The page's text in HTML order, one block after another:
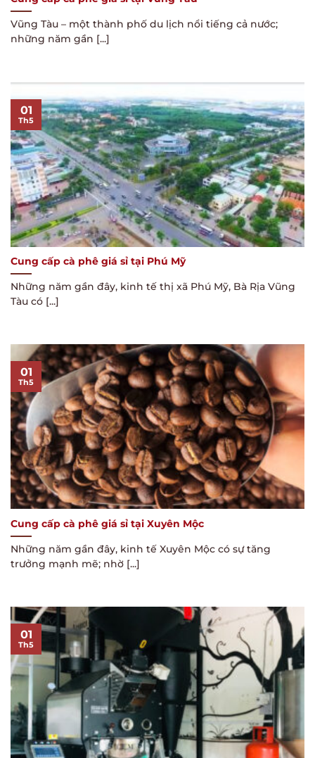
Vũng Tàu – một thành phố du lịch nổi tiếng cả nước;
những năm gần [...]
Cung cấp cà phê giá sỉ tại Phú Mỹ
Những năm gần đây, kinh tế thị xã Phú Mỹ, Bà Rịa Vũng
Tàu có [...]
01
Th5
Cung cấp cà phê giá sỉ tại Xuyên Mộc
Những năm gần đây, kinh tế Xuyên Mộc có sự tăng
trưởng mạnh mẽ; nhờ [...]
01
Th5
01
Th5